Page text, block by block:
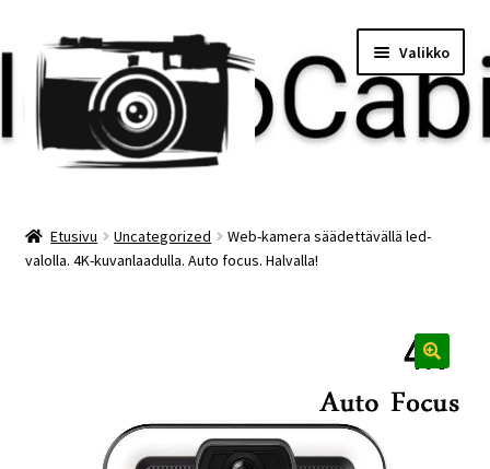
Siirry
navigointiin
Siirry
sisältöön
Valikko
Maksu
Etusivu Uncategorized
Web-kamera säädettävällä led-
valolla. 4K-kuvanlaadulla. Auto focus. Halvalla!